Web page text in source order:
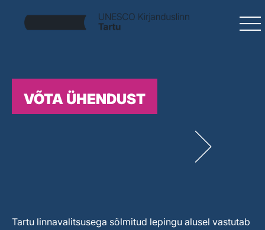
VÕTA ÜHENDUST
Tartu linnavalitsusega sõlmitud lepingu alusel vastutab